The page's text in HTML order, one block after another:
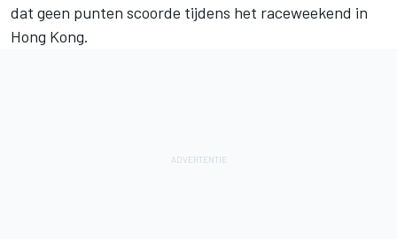
dat geen punten scoorde tijdens het raceweekend in
Hong Kong.